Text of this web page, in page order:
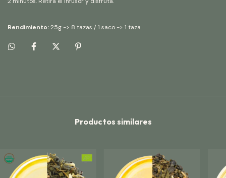
Rendimiento:25g -> 8 tazas / 1 saco -> 1 taza
Productos similares